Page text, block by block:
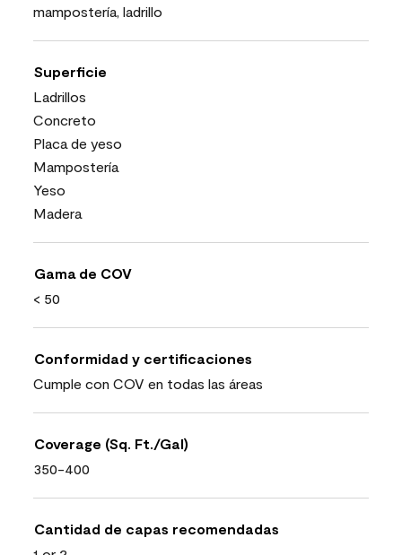
mampostería, ladrillo
Superficie
Ladrillos
Concreto
Placa de yeso
Mampostería
Yeso
Madera
Gama de COV
< 50
Conformidad y certificaciones
Cumple con COV en todas las áreas
Coverage (Sq. Ft./Gal)
350-400
Cantidad de capas recomendadas